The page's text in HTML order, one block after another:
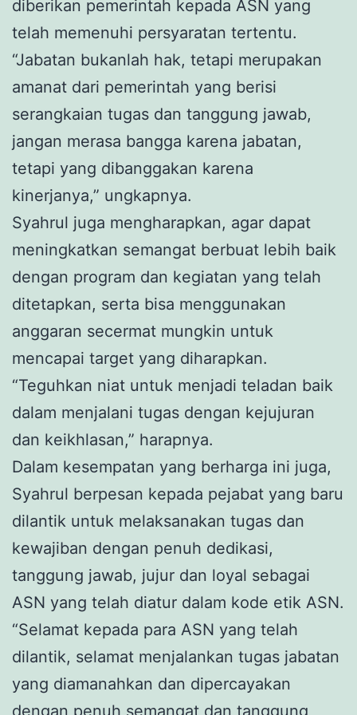
diberikan pemerintah kepada ASN yang
telah memenuhi persyaratan tertentu.
“Jabatan bukanlah hak, tetapi merupakan
amanat dari pemerintah yang berisi
serangkaian tugas dan tanggung jawab,
jangan merasa bangga karena jabatan,
tetapi yang dibanggakan karena
kinerjanya,” ungkapnya.
Syahrul juga mengharapkan, agar dapat
meningkatkan semangat berbuat lebih baik
dengan program dan kegiatan yang telah
ditetapkan, serta bisa menggunakan
anggaran secermat mungkin untuk
mencapai target yang diharapkan.
“Teguhkan niat untuk menjadi teladan baik
dalam menjalani tugas dengan kejujuran
dan keikhlasan,” harapnya.
Dalam kesempatan yang berharga ini juga,
Syahrul berpesan kepada pejabat yang baru
dilantik untuk melaksanakan tugas dan
kewajiban dengan penuh dedikasi,
tanggung jawab, jujur dan loyal sebagai
ASN yang telah diatur dalam kode etik ASN.
“Selamat kepada para ASN yang telah
dilantik, selamat menjalankan tugas jabatan
yang diamanahkan dan dipercayakan
dengan penuh semangat dan tanggung